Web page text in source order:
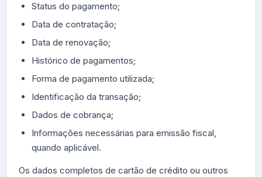
Status do pagamento;
Data de contratação;
Data de renovação;
Histórico de pagamentos;
Forma de pagamento utilizada;
Identificação da transação;
Dados de cobrança;
Informações necessárias para emissão fiscal,
quando aplicável.
Os dados completos de cartão de crédito ou outros